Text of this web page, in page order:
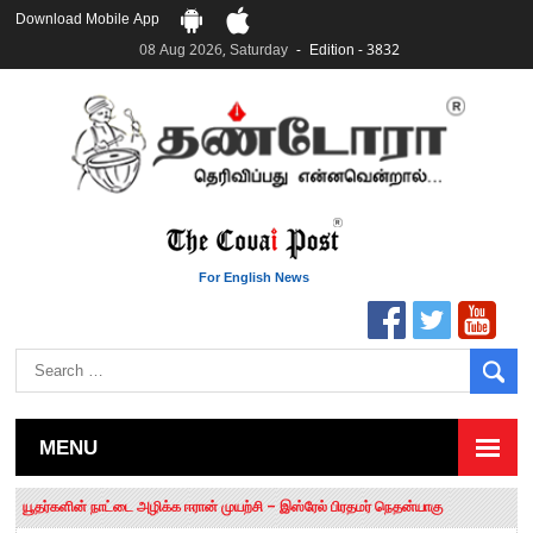
Download Mobile App
08 Aug 2026, Saturday
Edition - 3832
For English News
MENU
யூதர்களின் நாட்டை அழிக்க ஈரான் முயற்சி – இஸ்ரேல் பிரதமர் நெதன்யாகு
“மக்களால் நிராகரிக்கப்பட்டவர் ஸ்டாலின்!” – செங்கோட்டையன்